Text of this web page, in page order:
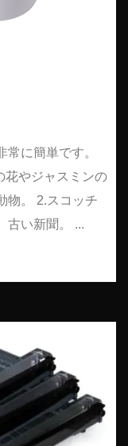
に簡単です。
花やジャスミンの
物。 2.スコッチ
古い新聞。 ...